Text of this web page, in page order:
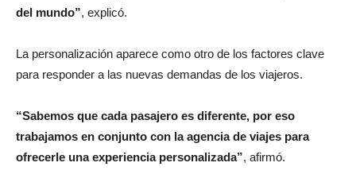
del mundo”, explicó.
La personalización aparece como otro de los factores clave
para responder a las nuevas demandas de los viajeros.
“Sabemos que cada pasajero es diferente, por eso
trabajamos en conjunto con la agencia de viajes para
ofrecerle una experiencia personalizada”, afirmó.